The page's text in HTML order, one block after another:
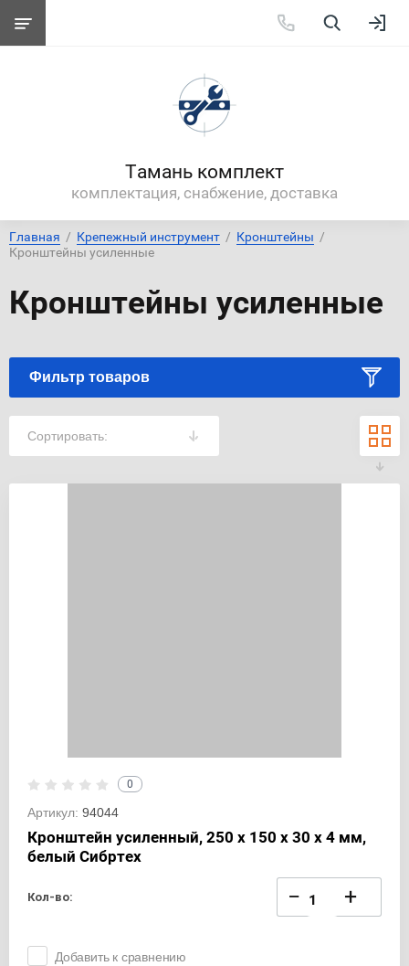
Тамань комплект
комплектация, снабжение, доставка
Главная
  /
Крепежный инструмент
  /
Кронштейны
  /
Кронштейны усиленные
Кронштейны усиленные
Фильтр товаров
Сортировать:
0
Артикул: 94044
Кронштейн усиленный, 250 х 150 х 30 х 4 мм,
белый Сибртех
Кол-во: − +
Добавить к сравнению